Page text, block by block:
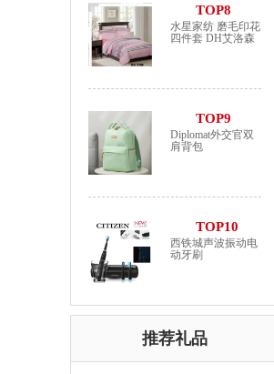
TOP8
水星家纺 磨毛印花
四件套 DH艾洛森
TOP9
Diplomat外交官双
肩背包
TOP10
西铁城声波振动电
动牙刷
推荐礼品